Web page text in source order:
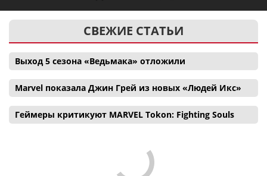
СВЕЖИЕ СТАТЬИ
Выход 5 сезона «Ведьмака» отложили
Marvel показала Джин Грей из новых «Людей Икс»
Геймеры критикуют MARVEL Tokon: Fighting Souls